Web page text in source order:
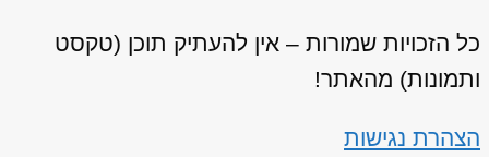
כל הזכויות שמורות – אין להעתיק תוכן (טקסט
ותמונות) מהאתר!
הצהרת נגישות